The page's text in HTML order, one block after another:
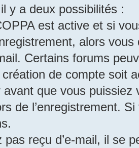
y a deux possibilités :
est active et si
alors
Certains forums
de compte soit
avant que vous
de l’enregistrement.
pas reçu d’e-mail, il se